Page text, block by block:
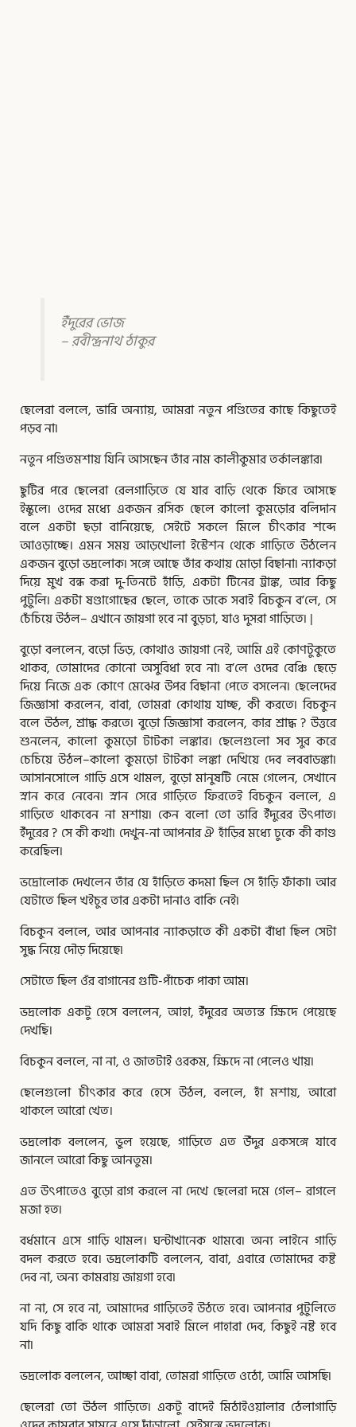
ইঁদুরের ভোজ
– রবীন্দ্রনাথ ঠাকুর
ছেলেরা বললে, ভারি অন্যায়, আমরা নতুন পণ্ডিতের কাছে কিছুতেই
পড়ব না৷
নতুন পণ্ডিতমশায় যিনি আসছেন তাঁর নাম কালীকুমার তর্কালঙ্কার৷
ছুটির পরে ছেলেরা রেলগাড়িতে যে যার বাড়ি থেকে ফিরে আসছে
ইস্কুলে৷ ওদের মধ্যে একজন রসিক ছেলে কালাে কুমড়াের বলিদান
বলে একটা ছড়া বানিয়েছে, সেইটে সকলে মিলে চীৎকার শব্দে
আওড়াচ্ছে। এমন সময় আড়খােলা ইস্টেশন থেকে গাড়িতে উঠলেন
একজন বুড়াে ভদ্রলােক৷ সঙ্গে আছে তাঁর কথায় মােড়া বিছানা৷ ন্যাকড়া
দিয়ে মুখ বন্ধ করা দু-তিনটে হাঁড়ি, একটা টিনের ট্রাঙ্ক, আর কিছু
পুটুলি৷ একটা ষণ্ডাগােছের ছেলে, তাকে ডাকে সবাই বিচকুন ব’লে, সে
চেঁচিয়ে উঠল– এখানে জায়গা হবে না বুড্ঢা, যাও দুসরা গাড়িতে৷ |
বুড়াে বললেন, বড়াে ভিড়, কোথাও জায়গা নেই, আমি এই কোণটুকুতে
থাকব, তােমাদের কোনাে অসুবিধা হবে না৷ ব’লে ওদের বেঞ্চি ছেড়ে
দিয়ে নিজে এক কোণে মেঝের উপর বিছানা পেতে বসলেন৷ ছেলেদের
জিজ্ঞাসা করলেন, বাবা, তােমরা কোথায় যাচ্ছ, কী করতে৷ বিচকুন
বলে উঠল, শ্রাদ্ধ করতে৷ বুড়াে জিজ্ঞাসা করলেন, কার শ্রাদ্ধ ? উত্তরে
শুনলেন, কালাে কুমড়াে টাটকা লঙ্কার। ছেলেগুলাে সব সুর করে
চেচিয়ে উঠল–কালাে কুমড়াে টাটকা লঙ্কা দেখিয়ে দেব লববাডঙ্কা৷
আসানসােলে গাড়ি এসে থামল, বুড়াে মানুষটি নেমে গেলেন, সেখানে
স্নান করে নেবেন৷ স্নান সেরে গাড়িতে ফিরতেই বিচকুন বললে, এ
গাড়িতে থাকবেন না মশায়৷ কেন বলাে তাে ভারি ইঁদুরের উৎপাত৷
ইঁদুরের ? সে কী কথা৷ দেখুন-না আপনার ঐ হাঁড়ির মধ্যে ঢুকে কী কাণ্ড
করেছিল৷
ভদ্রোলােক দেখলেন তাঁর যে হাঁড়িতে কদমা ছিল সে হাঁড়ি ফাঁকা৷ আর
যেটাতে ছিল খইচুর তার একটা দানাও বাকি নেই৷
বিচকুন বললে, আর আপনার ন্যাকড়াতে কী একটা বাঁধা ছিল সেটা
সুদ্ধ নিয়ে দৌড় দিয়েছে৷
সেটাতে ছিল ওঁর বাগানের গুটি-পাঁচেক পাকা আম৷
ভদ্রলােক একটু হেসে বললেন, আহা, ইঁদুরের অত্যন্ত ক্ষিদে পেয়েছে
দেখছি।
বিচকুন বললে, না না, ও জাতটাই ওরকম, ক্ষিদে না পেলেও খায়৷
ছেলেগুলাে চীৎকার করে হেসে উঠল, বললে, হাঁ মশায়, আরাে
থাকলে আরাে খেত।
ভদ্রলােক বললেন, ভুল হয়েছে, গাড়িতে এত উঁদুর একসঙ্গে যাবে
জানলে আরাে কিছু আনতুম৷
এত উৎপাতেও বুড়াে রাগ করলে না দেখে ছেলেরা দমে গেল– রাগলে
মজা হত৷
বর্ধমানে এসে গাড়ি থামল। ঘন্টাখানেক থামবে৷ অন্য লাইনে গাড়ি
বদল করতে হবে। ভদ্রলােকটি বললেন, বাবা, এবারে তােমাদের কষ্ট
দেব না, অন্য কামরায় জায়গা হবে৷
না না, সে হবে না, আমাদের গাড়িতেই উঠতে হবে। আপনার পুটুলিতে
যদি কিছু বাকি থাকে আমরা সবাই মিলে পাহারা দেব, কিছুই নষ্ট হবে
না৷
ভদ্রলােক বললেন, আচ্ছা বাবা, তােমরা গাড়িতে ওঠো, আমি আসছি৷
ছেলেরা তাে উঠল গাড়িতে৷ একটু বাদেই মিঠাইওয়ালার ঠেলাগাড়ি